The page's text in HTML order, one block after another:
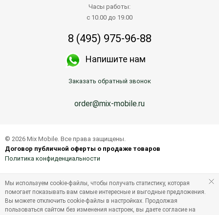
Часы работы:
с 10.00 до 19.00
8 (495) 975-96-88
Напишите нам
Заказать обратный звонок
order@mix-mobile.ru
© 2026 Mix Mobile. Все права защищены.
Договор публичной оферты о продаже товаров
Политика конфиденциальности
Мы используем cookie-файлы, чтобы получать статистику, которая
помогает показывать вам самые интересные и выгодные предложения.
Вы можете отключить cookie-файлы в настройках. Продолжая
пользоваться сайтом без изменения настроек, вы даете согласие на